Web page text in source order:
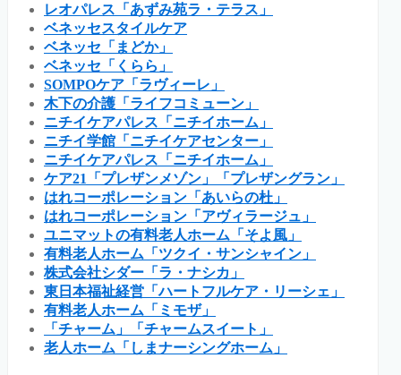
レオパレス「あずみ苑ラ・テラス」
ベネッセスタイルケア
ベネッセ「まどか」
ベネッセ「くらら」
SOMPOケア「ラヴィーレ」
木下の介護「ライフコミューン」
ニチイケアパレス「ニチイホーム」
ニチイ学館「ニチイケアセンター」
ニチイケアパレス「ニチイホーム」
ケア21「プレザンメゾン」「プレザングラン」
はれコーポレーション「あいらの杜」
はれコーポレーション「アヴィラージュ」
ユニマットの有料老人ホーム「そよ風」
有料老人ホーム「ツクイ・サンシャイン」
株式会社シダー「ラ・ナシカ」
東日本福祉経営「ハートフルケア・リーシェ」
有料老人ホーム「ミモザ」
「チャーム」「チャームスイート」
老人ホーム「しまナーシングホーム」